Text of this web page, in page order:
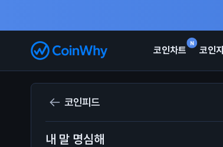
N
코인차트 코인
코인피드
내 말 명심해